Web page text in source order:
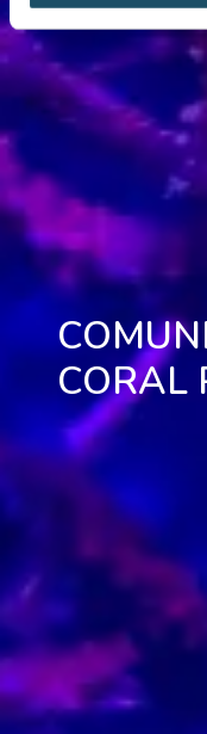
CORAL